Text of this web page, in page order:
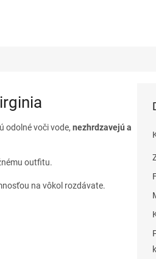
odolné voči vode, nezhrdzavejú a
outfitu.
na vôkol rozdávate.